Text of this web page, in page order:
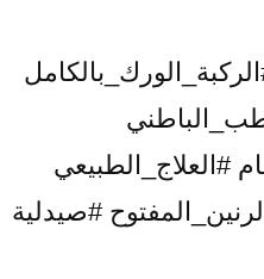
#العلاج_الطبيعي
#صيدلية